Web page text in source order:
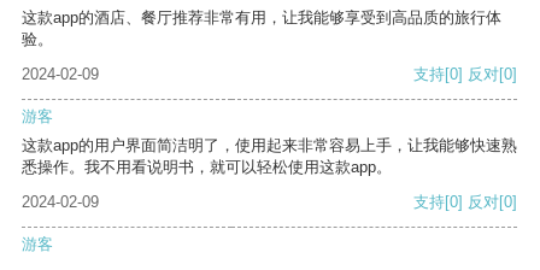
这款app的酒店、餐厅推荐非常有用，让我能够享受到高品质的旅行体
验。
2024-02-09
支持[0] 反对[0]
游客
这款app的用户界面简洁明了，使用起来非常容易上手，让我能够快速熟
悉操作。我不用看说明书，就可以轻松使用这款app。
2024-02-09
支持[0] 反对[0]
游客